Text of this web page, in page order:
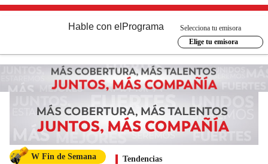
Hable con el Programa
Selecciona tu emisora
Elige tu emisora
W Fin de Semana Tendencias